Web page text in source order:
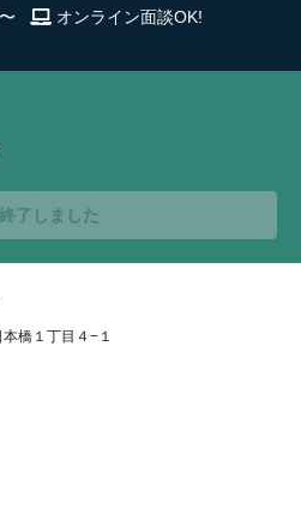
オンライン面談OK!
了しました
橋１丁目４−１